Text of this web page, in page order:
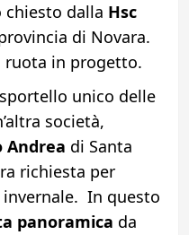
chiesto dalla Hsc
di Novara.
ruota in progetto.
unico delle
società,
Andrea di Santa
richiesta per
invernale. In questo
panoramica da